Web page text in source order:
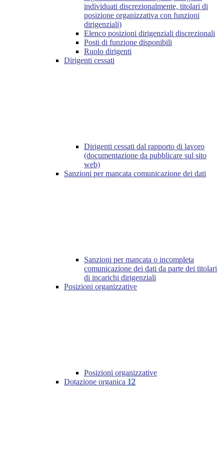
individuati discrezionalmente, titolari di
posizione organizzativa con funzioni
dirigenziali)
Elenco posizioni dirigenziali discrezionali
Posti di funzione disponibili
Ruolo dirigenti
Dirigenti cessati
Dirigenti cessati dal rapporto di lavoro
(documentazione da pubblicare sul sito
web)
Sanzioni per mancata comunicazione dei dati
Sanzioni per mancata o incompleta
comunicazione dei dati da parte dei titolari
di incarichi dirigenziali
Posizioni organizzative
Posizioni organizzative
Dotazione organica 12